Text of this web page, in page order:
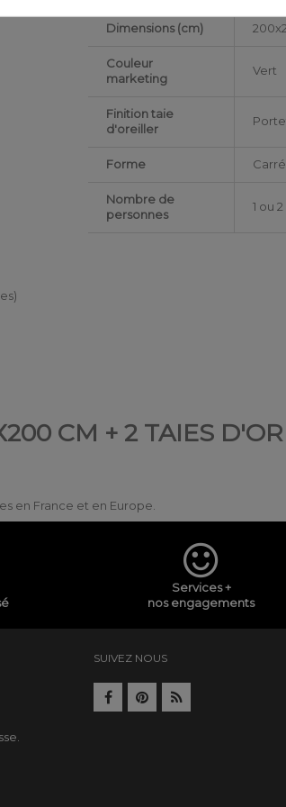
Dimensions (cm)
Couleur
marketing
Vert
Finition taie
d'oreiller
Forme Carré
Nombre de
personnes
1 ou
CM + 2 TAIES
en France et en Europe.
Services +
nos engagements
SUIVEZ NOUS